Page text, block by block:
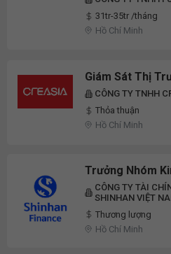
31tr-35tr /tháng
Hồ Chí Minh
Giám Sát Thị
CÔNG TY TNHH
Thỏa thuận
Hồ Chí Minh
Trưởng Nhóm
CÔNG TY TÀI
SHINHAN VIỆT
Thương lượng
Hồ Chí Minh